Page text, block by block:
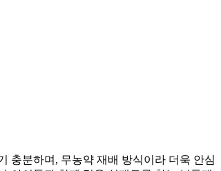
충분하며, 무농약 재배 방식이라 더욱 안심